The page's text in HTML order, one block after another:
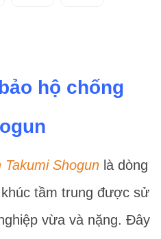
hộ chống
Shogun là dòng
tầm trung được sử
vừa và nặng. Đây